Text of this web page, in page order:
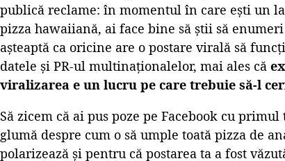
publică reclame: în momentul în care ești un
pizza hawaiiană, ai face bine să știi să
așteaptă ca oricine are o postare virală să
datele și PR-ul multinaționalelor, mai ales că
viralizarea e un lucru pe care trebuie să-l
Să zicem că ai pus poze pe Facebook cu
glumă despre cum o să umple toată pizza de
polarizează și pentru că postarea ta a fost